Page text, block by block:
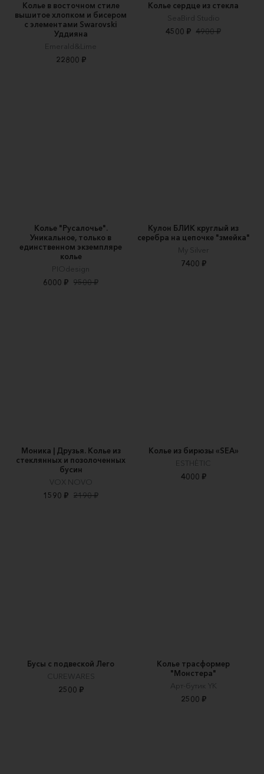
Колье в восточном стиле
вышитое хлопком и бисером
с элементами Swarovski
Уддияна
Emerald&Lime
22800 ₽
Колье сердце из стекла
SeaBird Studio
4500 ₽ 4900 ₽
Колье "Русалочье".
Уникальное, только в
единственном экземпляре
колье
PIOdesign
6000 ₽ 9500 ₽
Кулон БЛИК круглый из
серебра на цепочке "змейка"
My Silver
7400 ₽
Моника | Друзья. Колье из
стеклянных и позолоченных
бусин
VOX NOVO
1590 ₽ 2190 ₽
Колье из бирюзы «SEA»
ESTHÈTIC
4000 ₽
Бусы с подвеской Лего
CUREWARES
2500 ₽
Колье трасформер
"Монстера"
Арт-бутик YK
2500 ₽